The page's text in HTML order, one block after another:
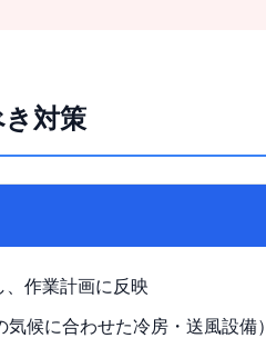
対策
、作業計画に反映
候に合わせた冷房・送風設備）